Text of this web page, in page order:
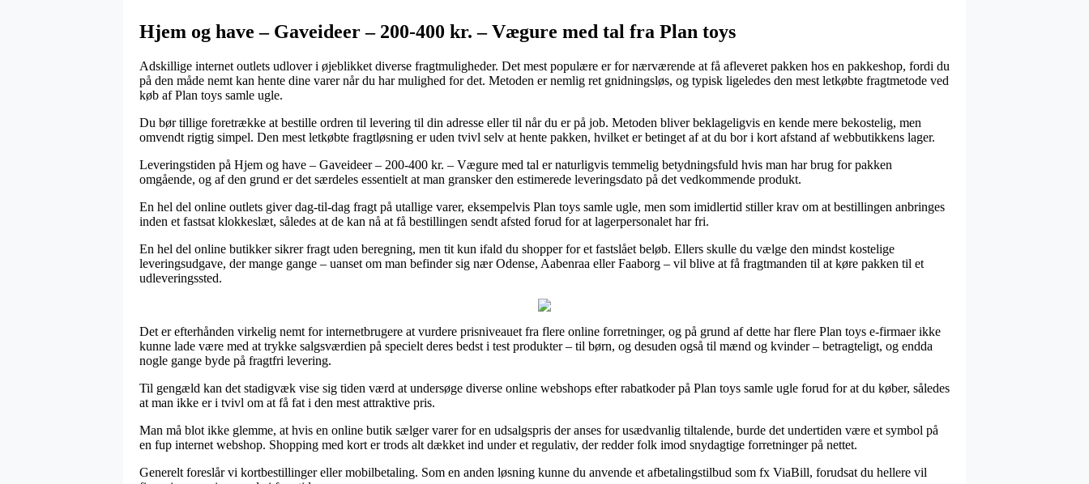
Hjem og have – Gaveideer – 200-400 kr. – Vægure med tal fra Plan toys
Adskillige internet outlets udlover i øjeblikket diverse fragtmuligheder. Det mest populære er for nærværende at få afleveret pakken hos en pakkeshop, fordi du
på den måde nemt kan hente dine varer når du har mulighed for det. Metoden er nemlig ret gnidningsløs, og typisk ligeledes den mest letkøbte fragtmetode ved
køb af Plan toys samle ugle.
Du bør tillige foretrække at bestille ordren til levering til din adresse eller til når du er på job. Metoden bliver beklageligvis en kende mere bekostelig, men
omvendt rigtig simpel. Den mest letkøbte fragtløsning er uden tvivl selv at hente pakken, hvilket er betinget af at du bor i kort afstand af webbutikkens lager.
Leveringstiden på Hjem og have – Gaveideer – 200-400 kr. – Vægure med tal er naturligvis temmelig betydningsfuld hvis man har brug for pakken
omgående, og af den grund er det særdeles essentielt at man gransker den estimerede leveringsdato på det vedkommende produkt.
En hel del online outlets giver dag-til-dag fragt på utallige varer, eksempelvis Plan toys samle ugle, men som imidlertid stiller krav om at bestillingen anbringes
inden et fastsat klokkeslæt, således at de kan nå at få bestillingen sendt afsted forud for at lagerpersonalet har fri.
En hel del online butikker sikrer fragt uden beregning, men tit kun ifald du shopper for et fastslået beløb. Ellers skulle du vælge den mindst kostelige
leveringsudgave, der mange gange – uanset om man befinder sig nær Odense, Aabenraa eller Faaborg – vil blive at få fragtmanden til at køre pakken til et
udleveringssted.
Det er efterhånden virkelig nemt for internetbrugere at vurdere prisniveauet fra flere online forretninger, og på grund af dette har flere Plan toys e-firmaer ikke
kunne lade være med at trykke salgsværdien på specielt deres bedst i test produkter – til børn, og desuden også til mænd og kvinder – betragteligt, og endda
nogle gange byde på fragtfri levering.
Til gengæld kan det stadigvæk vise sig tiden værd at undersøge diverse online webshops efter rabatkoder på Plan toys samle ugle forud for at du køber, således
at man ikke er i tvivl om at få fat i den mest attraktive pris.
Man må blot ikke glemme, at hvis en online butik sælger varer for en udsalgspris der anses for usædvanlig tiltalende, burde det undertiden være et symbol på
en fup internet webshop. Shopping med kort er trods alt dækket ind under et regulativ, der redder folk imod snydagtige forretninger på nettet.
Generelt foreslår vi kortbestillinger eller mobilbetaling. Som en anden løsning kunne du anvende et afbetalingstilbud som fx ViaBill, forudsat du hellere vil